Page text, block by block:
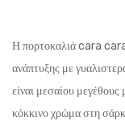
Η πορτοκαλιά cara cara
ανάπτυξης με
είναι μεσαίου μεγέθους
κόκκινο χρώμα στη